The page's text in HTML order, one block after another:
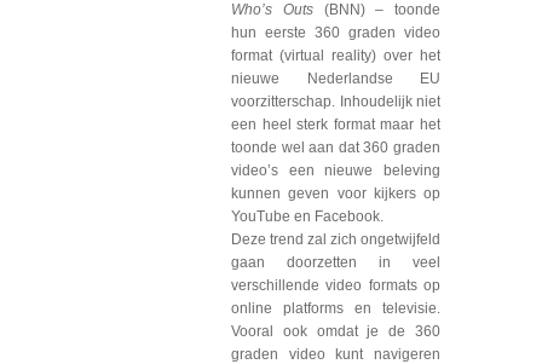
Who’s Outs(BNN) – toonde
hun eerste 360 graden video
format (virtual reality) over het
nieuwe Nederlandse EU
voorzitterschap. Inhoudelijk niet
een heel sterk format maar het
toonde wel aan dat 360 graden
video’s een nieuwe beleving
kunnen geven voor kijkers op
YouTube en Facebook.
Deze trend zal zich ongetwijfeld
gaan doorzetten in veel
verschillende video formats op
online platforms en televisie.
Vooral ook omdat je de 360
graden video kunt navigeren